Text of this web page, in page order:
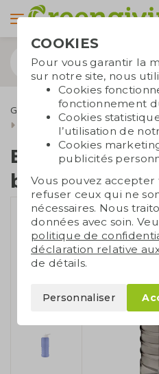
Gourdes réutilisables
Gourdes
Bouteille
bouchon à
COOKIES
Pour vous garantir la
sur notre site, nous
Cookies
fonctionnement
Cookies
l’utilisation de
Cookies
publicités
Vous pouvez accepter
refuser ceux qui ne
nécessaires. Nous
données avec soin.
politique de
déclaration relative
de détails.
Personnaliser